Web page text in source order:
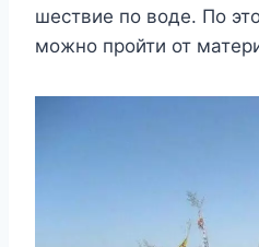
шествие по воде. По
можно пройти от